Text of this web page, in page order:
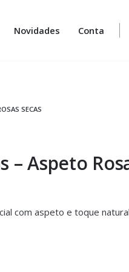
Novidades Conta
SECAS
– Aspeto
com aspeto e toque